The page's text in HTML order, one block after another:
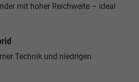
mit hoher Reichweite – ideal
Technik und niedrigen